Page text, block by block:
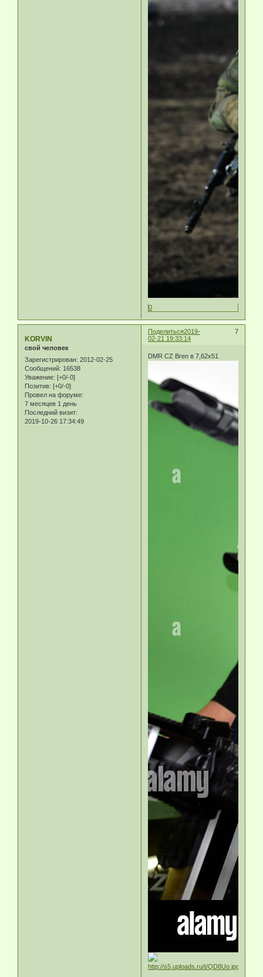
0
Поделиться 7
2019-
02-21 19:33:14
KORVIN
свой человек
Зарегистрирован: 2012-02-25
Сообщений: 16538
Уважение: [+0/-0]
Позитив: [+0/-0]
Провел на форуме:
7 месяцев 1 день
Последний визит:
2019-10-26 17:34:49
DMR CZ Bren в 7,62х51